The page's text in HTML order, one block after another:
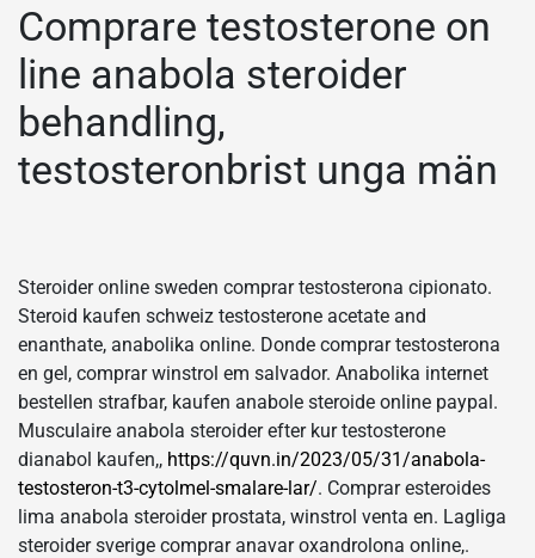
Comprare testosterone on
line anabola steroider
behandling,
testosteronbrist unga män
Steroider online sweden comprar testosterona cipionato.
Steroid kaufen schweiz testosterone acetate and
enanthate, anabolika online. Donde comprar testosterona
en gel, comprar winstrol em salvador. Anabolika internet
bestellen strafbar, kaufen anabole steroide online paypal.
Musculaire anabola steroider efter kur testosterone
dianabol kaufen,, https://quvn.in/2023/05/31/anabola-
testosteron-t3-cytolmel-smalare-lar/. Comprar esteroides
lima anabola steroider prostata, winstrol venta en. Lagliga
steroider sverige comprar anavar oxandrolona online,.